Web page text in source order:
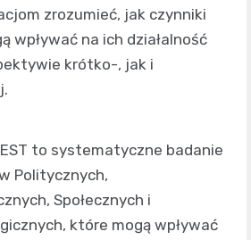
zrozumieć, jak czynniki
wpływać na ich działalność
krótko-, jak i
to systematyczne badanie
Politycznych,
Społecznych i
które mogą wpływać